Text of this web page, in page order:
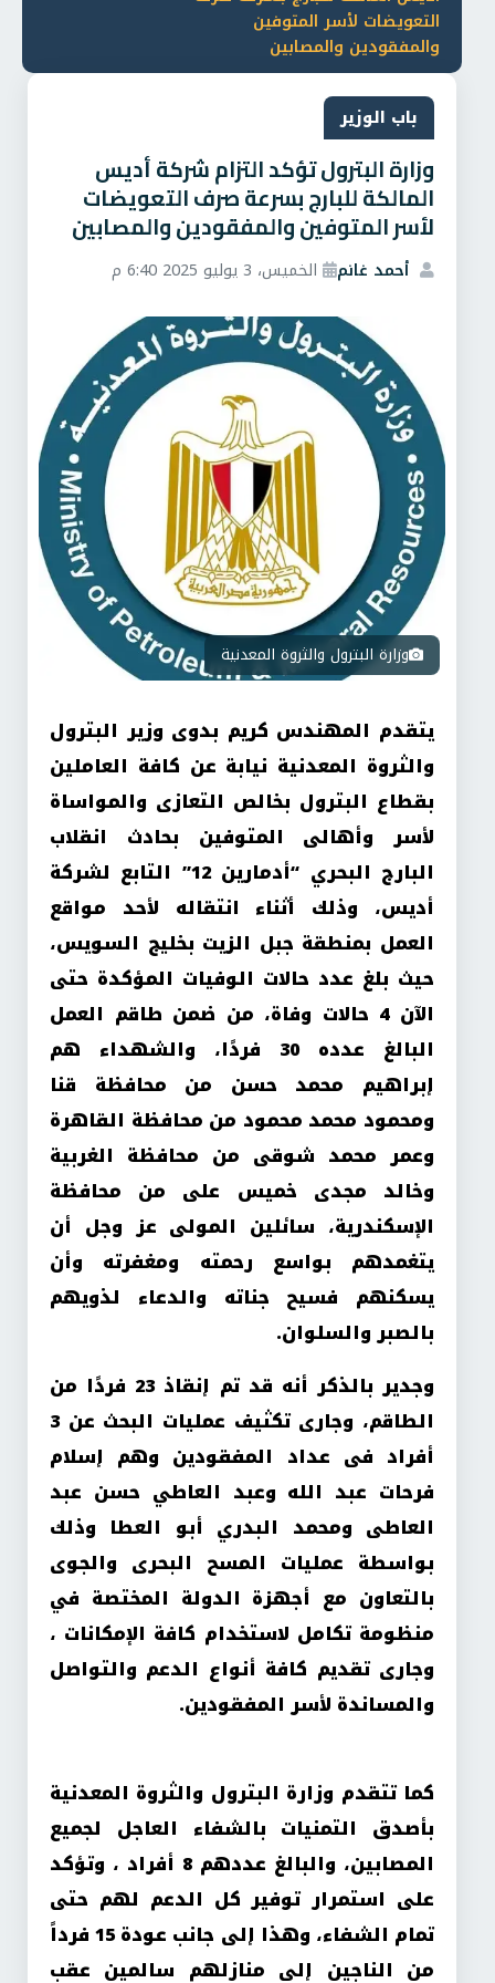
التعويضات لأسر المتوفين
والمفقودين والمصابين
باب الوزير
وزارة البترول تؤكد التزام شركة أديس
المالكة للبارج بسرعة صرف التعويضات
لأسر المتوفين والمفقودين والمصابين
أحمد غانم الخميس، 3 يوليو 2025 6:40 م
وزارة البترول والثروة المعدنية
يتقدم المهندس كريم بدوى وزير البترول
والثروة المعدنية نيابة عن كافة العاملين
بقطاع البترول بخالص التعازى والمواساة
لأسر وأهالى المتوفين بحادث انقلاب
البارج البحري “أدمارين 12” التابع لشركة
أديس، وذلك أثناء انتقاله لأحد مواقع
العمل بمنطقة جبل الزيت بخليج السويس،
حيث بلغ عدد حالات الوفيات المؤكدة حتى
الآن 4 حالات وفاة، من ضمن طاقم العمل
البالغ عدده 30 فردًا، والشهداء هم
إبراهيم محمد حسن من محافظة قنا
ومحمود محمد محمود من محافظة القاهرة
وعمر محمد شوقى من محافظة الغربية
وخالد مجدى خميس على من محافظة
الإسكندرية، سائلين المولى عز وجل أن
يتغمدهم بواسع رحمته ومغفرته وأن
يسكنهم فسيح جناته والدعاء لذويهم
بالصبر والسلوان.
وجدير بالذكر أنه قد تم إنقاذ 23 فردًا من
الطاقم، وجارى تكثيف عمليات البحث عن 3
أفراد فى عداد المفقودين وهم إسلام
فرحات عبد الله وعبد العاطي حسن عبد
العاطى ومحمد البدري أبو العطا وذلك
بواسطة عمليات المسح البحرى والجوى
بالتعاون مع أجهزة الدولة المختصة في
منظومة تكامل لاستخدام كافة الإمكانات ،
وجارى تقديم كافة أنواع الدعم والتواصل
والمساندة لأسر المفقودين.
كما تتقدم وزارة البترول والثروة المعدنية
بأصدق التمنيات بالشفاء العاجل لجميع
المصابين، والبالغ عددهم 8 أفراد ، وتؤكد
على استمرار توفير كل الدعم لهم حتى
تمام الشفاء، وهذا إلى جانب عودة 15 فرداً
من الناجين إلى منازلهم سالمين عقب